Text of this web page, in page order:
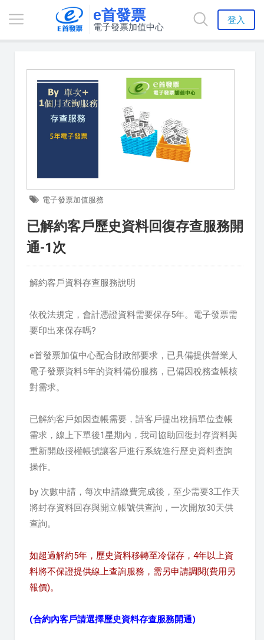
e首發票
電子發票加值中心
登入
電子發票加值服務
已解約客戶歷史資料回復存查服務開
通-1次
解約客戶資料存查服務說明
依稅法規定，會計憑證資料需要保存5年。電子發票需
要印出來保存嗎?
e首發票加值中心配合財政部要求，已具備提供營業人
電子發票資料5年的資料備份服務，已備因稅務查帳核
對需求。
已解約客戶如因查帳需要，請客戶提出稅捐單位查帳
需求，線上下單後1星期內，我司協助回復封存資料與
重新開啟授權帳號讓客戶進行系統進行歷史資料查詢
操作。
by 次數申請，每次申請繳費完成後，至少需要3工作天
將封存資料回存與開立帳號供查詢，一次開放30天供
查詢。
如超過解約5年，歷史資料移轉至冷儲存，4年以上資
料將不保證提供線上查詢服務，需另申請調閱(費用另
報價)。
(合約內客戶請選擇歷史資料存查服務開通)